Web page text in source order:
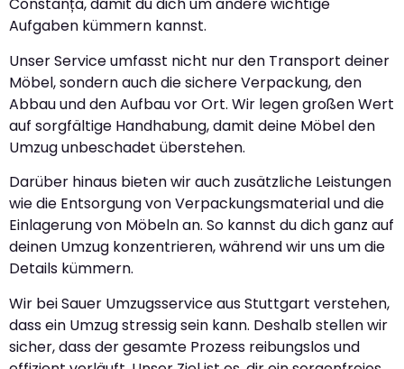
Constanța, damit du dich um andere wichtige
Aufgaben kümmern kannst.
Unser Service umfasst nicht nur den Transport deiner
Möbel, sondern auch die sichere Verpackung, den
Abbau und den Aufbau vor Ort. Wir legen großen Wert
auf sorgfältige Handhabung, damit deine Möbel den
Umzug unbeschadet überstehen.
Darüber hinaus bieten wir auch zusätzliche Leistungen
wie die Entsorgung von Verpackungsmaterial und die
Einlagerung von Möbeln an. So kannst du dich ganz auf
deinen Umzug konzentrieren, während wir uns um die
Details kümmern.
Wir bei Sauer Umzugsservice aus Stuttgart verstehen,
dass ein Umzug stressig sein kann. Deshalb stellen wir
sicher, dass der gesamte Prozess reibungslos und